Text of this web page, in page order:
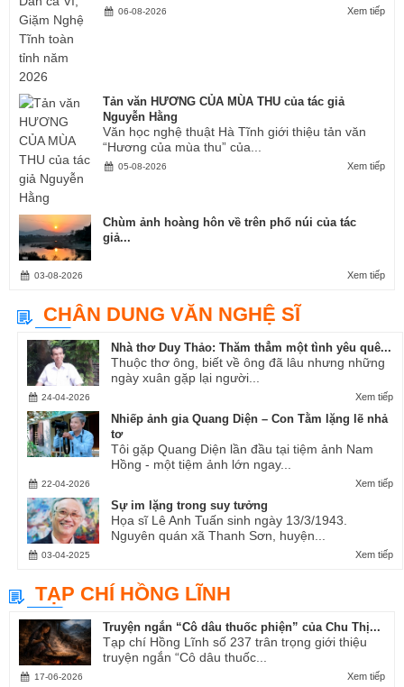
Xem tiếp
06-08-2026
Tản văn HƯƠNG CỦA MÙA THU của tác giả
Nguyễn Hằng
Văn học nghệ thuật Hà Tĩnh giới thiệu tản văn
“Hương của mùa thu” của...
Xem tiếp
05-08-2026
Chùm ảnh hoàng hôn về trên phố núi của tác
giả...
Xem tiếp
03-08-2026
CHÂN DUNG VĂN NGHỆ SĨ
Nhà thơ Duy Thảo: Thăm thẳm một tình yêu quê...
Thuộc thơ ông, biết về ông đã lâu nhưng những
ngày xuân gặp lại người...
Xem tiếp
24-04-2026
Nhiếp ảnh gia Quang Diện – Con Tằm lặng lẽ nhả
tơ
Tôi gặp Quang Diện lần đầu tại tiệm ảnh Nam
Hồng - một tiệm ảnh lớn ngay...
Xem tiếp
22-04-2026
Sự im lặng trong suy tưởng
Họa sĩ Lê Anh Tuấn sinh ngày 13/3/1943.
Nguyên quán xã Thanh Sơn, huyện...
Xem tiếp
03-04-2025
TẠP CHÍ HỒNG LĨNH
Truyện ngắn “Cô dâu thuốc phiện” của Chu Thị...
Tạp chí Hồng Lĩnh số 237 trân trọng giới thiệu
truyện ngắn “Cô dâu thuốc...
Xem tiếp
17-06-2026